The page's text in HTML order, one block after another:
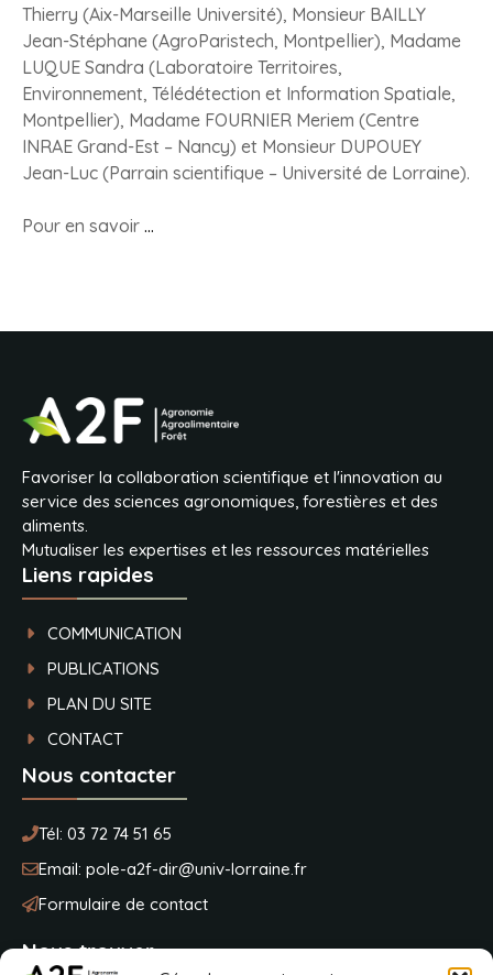
Thierry (Aix-Marseille Université), Monsieur BAILLY
Jean-Stéphane (AgroParistech, Montpellier), Madame
LUQUE Sandra (Laboratoire Territoires,
Environnement, Télédétection et Information Spatiale,
Montpellier), Madame FOURNIER Meriem (Centre
INRAE Grand-Est – Nancy) et Monsieur DUPOUEY
Jean-Luc (Parrain scientifique – Université de Lorraine).
Pour en savoir …
Favoriser la collaboration scientifique et l'innovation au
service des sciences agronomiques, forestières et des
aliments.
Mutualiser les expertises et les ressources matérielles
Liens rapides
COMMUNICATION
PUBLICATIONS
PLAN DU SITE
CONTACT
Nous contacter
Tél: 03 72 74 51 65
Email: pole-a2f-dir@univ-lorraine.fr
Formulaire de contact
Nous trouver